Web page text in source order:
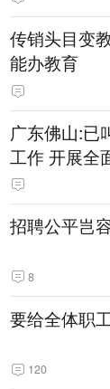
传销头目变
能办教育
广东佛山:已
工作 开展全
招聘公平岂
8
要给全体职
120